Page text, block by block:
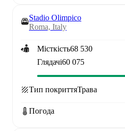
Stadio Olimpico
Roma, Italy
Місткість68 530
Глядачі60 075
Тип покриттяТрава
Погода